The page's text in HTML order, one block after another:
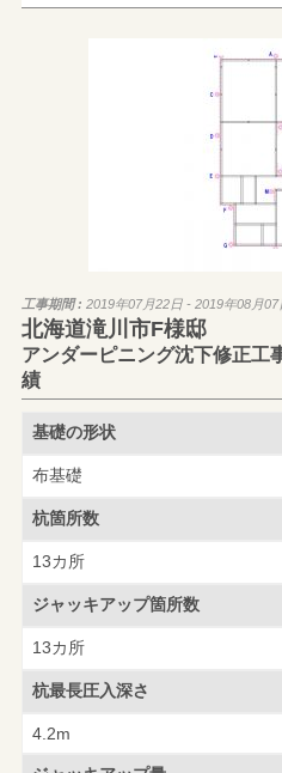
工事期間 : 2019年07月22日 - 2019年08月07
北海道滝川市F様邸
アンダーピニング沈下修正工
績
基礎の形状
布基礎
杭箇所数
13カ所
ジャッキアップ箇所数
13カ所
杭最長圧入深さ
4.2m